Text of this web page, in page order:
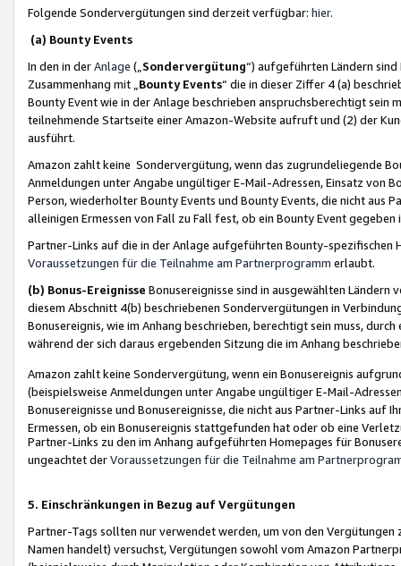
Folgende Sondervergütungen sind derzeit verfügbar: hier.
(a) Bounty Events
In den in derAnlage („ Sondervergütung“) aufgeführten Ländern
Zusammenhang mit „ Bounty Events“ die in dieser Ziffer 4 (a)
Bounty Event wie in der Anlage beschrieben anspruchsberechtigt sein
teilnehmende Startseite einer Amazon-Website aufruft und (2) der
ausführt.
Amazon zahlt keine Sondervergütung, wenn das zugrundeliegende
Anmeldungen unter Angabe ungültiger E-Mail-Adressen, Einsatz von
Person, wiederholter Bounty Events und Bounty Events, die nicht
alleinigen Ermessen von Fall zu Fall fest, ob ein Bounty Event
Partner-Links auf die in der Anlage aufgeführten Bounty-spezifischen
Voraussetzungen für die Teilnahme am Partnerprogramm erlaubt.
(b) Bonus-Ereignisse Bonusereignisse sind in ausgewählten Ländern
diesem Abschnitt 4(b) beschriebenen Sondervergütungen in
Bonusereignis, wie im Anhang beschrieben, berechtigt sein muss,
während der sich daraus ergebenden Sitzung die im Anhang
Amazon zahlt keine Sondervergütung, wenn ein Bonusereignis
(beispielsweise Anmeldungen unter Angabe ungültiger E-Mail-
Bonusereignisse und Bonusereignisse, die nicht aus Partner-Links auf
Ermessen, ob ein Bonusereignis stattgefunden hat oder ob eine
Partner-Links zu den im Anhang aufgeführten Homepages für
ungeachtet derVoraussetzungen für die Teilnahme am
5. Einschränkungen in Bezug auf Vergütungen
Partner-Tags sollten nur verwendet werden, um von den
Namen handelt) versuchst, Vergütungen sowohl vom Amazon